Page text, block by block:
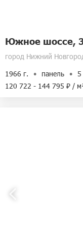
Южное шоссе,
город Нижний
1966 г.
панель
5
120 722 - 144 795 ₽ /